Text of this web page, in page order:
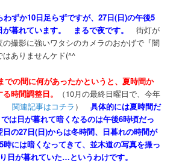
わずか10日足らずですが、27日(日)の午後5
暮れています。 まるで夜です。
街灯が
撮影に強いワタシのカメラのおかげで『闇
ありませんケド(^^ゞ
での間に何があったかというと、夏時間か
時間調整日。
（10月の最終日曜日で、今年
。関連記事はコチラ ）具体的には夏時間だ
は日が暮れて暗くなるのは午後6時頃だっ
の27日(日)からは冬時間、日暮れの時間が
時には暗くなってきて、並木道の写真を撮っ
日が暮れていた…というわけです。